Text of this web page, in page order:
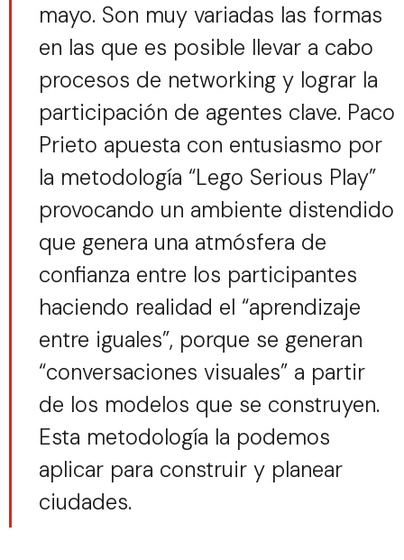
mayo. Son muy variadas las formas
en las que es posible llevar a cabo
procesos de networking y lograr la
participación de agentes clave. Paco
Prieto apuesta con entusiasmo por
la metodología “Lego Serious Play”
provocando un ambiente distendido
que genera una atmósfera de
confianza entre los participantes
haciendo realidad el “aprendizaje
entre iguales”, porque se generan
“conversaciones visuales” a partir
de los modelos que se construyen.
Esta metodología la podemos
aplicar para construir y planear
ciudades.